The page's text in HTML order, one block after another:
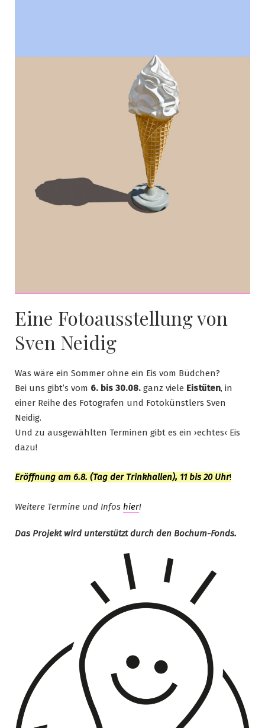
Eine Fotoausstellung von
Sven Neidig
Was wäre ein Sommer ohne ein Eis vom Büdchen?
Bei uns gibt’s vom 6. bis 30.08. ganz viele Eistüten, in
einer Reihe des Fotografen und Fotokünstlers Sven
Neidig.
Und zu ausgewählten Terminen gibt es ein ›echtes‹ Eis
dazu!
Eröffnung am 6.8. (Tag der Trinkhallen), 11 bis 20 Uhr!
Weitere Termine und Infos hier!
Das Projekt wird unterstützt durch den Bochum-Fonds.